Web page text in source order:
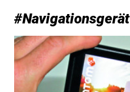
#Navigationsgerät